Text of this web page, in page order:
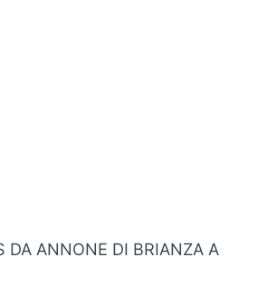
DA ANNONE DI BRIANZA A